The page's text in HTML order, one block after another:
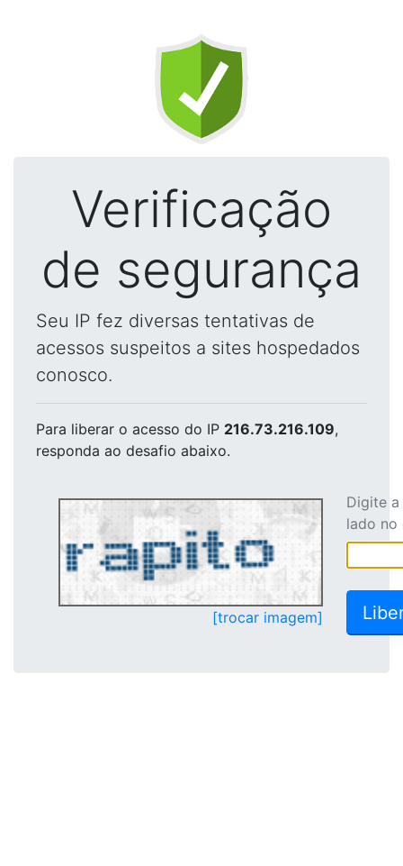
Verificação
de segurança
Seu IP fez diversas tentativas de
acessos suspeitos a sites hospedados
conosco.
Para liberar o acesso do IP 216.73.216.109,
responda ao desafio abaixo.
[trocar imagem]
Digite
lado no